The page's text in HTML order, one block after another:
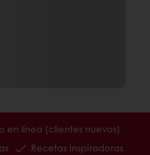
en línea (clientes nuevos)
Recetas inspiradoras